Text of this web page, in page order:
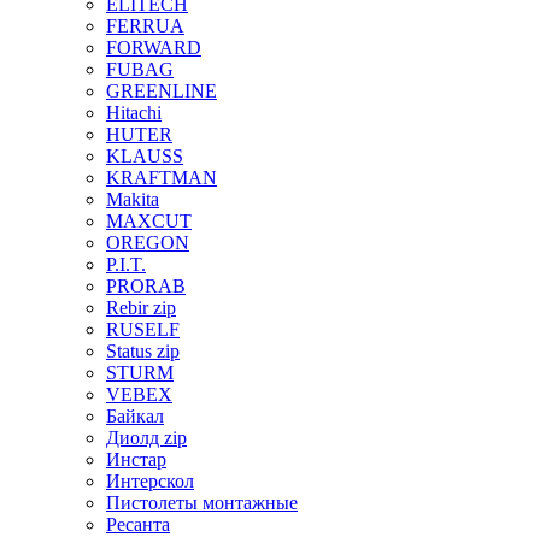
ELITECH
FERRUA
FORWARD
FUBAG
GREENLINE
Hitachi
HUTER
KLAUSS
KRAFTMAN
Makita
MAXCUT
OREGON
P.I.T.
PRORAB
Rebir zip
RUSELF
Status zip
STURM
VEBEX
Байкал
Диолд zip
Инстар
Интерскол
Пистолеты монтажные
Ресанта